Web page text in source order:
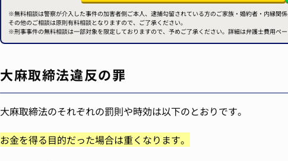
※無料相談は警察が介入した事件の加害者側ご本人、逮捕勾留されている方のご家族・婚約者・内縁関係
その他のご相談は原則有料相談となりますので、ご了承ください。
※刑事事件の無料相談は一部対象を限定しておりますので、予めご了承ください。詳細は弁護士費用ペー
大麻取締法違反の罪
大麻取締法のそれぞれの罰則や時効は以下のとおりです。
お金を得る目的だった場合は重くなります。